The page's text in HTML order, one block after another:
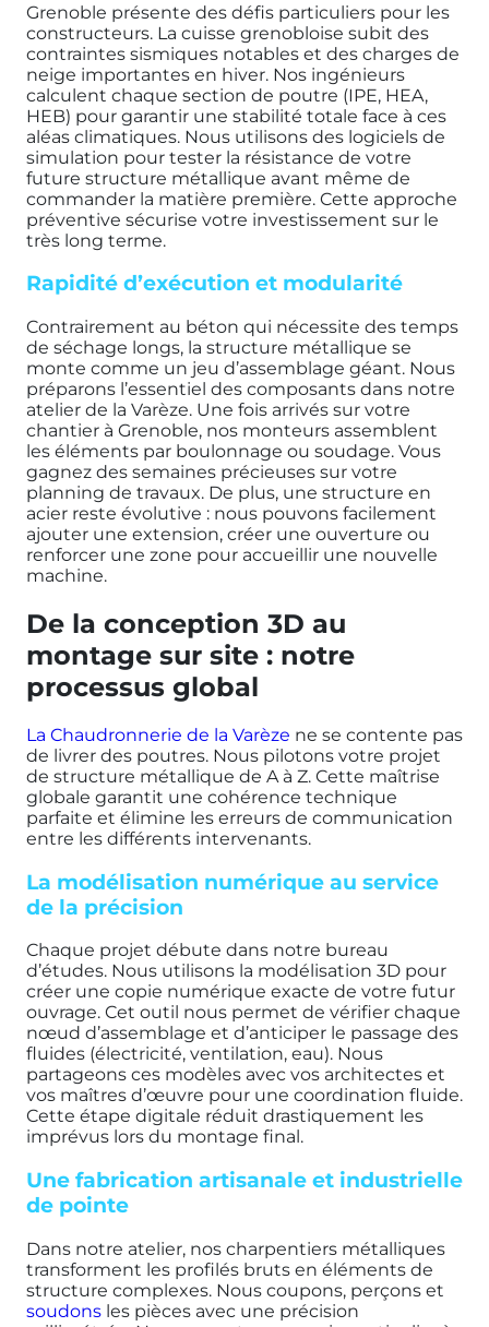
Grenoble présente des défis particuliers pour les
constructeurs. La cuisse grenobloise subit des
contraintes sismiques notables et des charges de
neige importantes en hiver. Nos ingénieurs
calculent chaque section de poutre (IPE, HEA,
HEB) pour garantir une stabilité totale face à ces
aléas climatiques. Nous utilisons des logiciels de
simulation pour tester la résistance de votre
future structure métallique avant même de
commander la matière première. Cette approche
préventive sécurise votre investissement sur le
très long terme.
Rapidité d’exécution et modularité
Contrairement au béton qui nécessite des temps
de séchage longs, la structure métallique se
monte comme un jeu d’assemblage géant. Nous
préparons l’essentiel des composants dans notre
atelier de la Varèze. Une fois arrivés sur votre
chantier à Grenoble, nos monteurs assemblent
les éléments par boulonnage ou soudage. Vous
gagnez des semaines précieuses sur votre
planning de travaux. De plus, une structure en
acier reste évolutive : nous pouvons facilement
ajouter une extension, créer une ouverture ou
renforcer une zone pour accueillir une nouvelle
machine.
De la conception 3D au
montage sur site : notre
processus global
La Chaudronnerie de la Varèze ne se contente pas
de livrer des poutres. Nous pilotons votre projet
de structure métallique de A à Z. Cette maîtrise
globale garantit une cohérence technique
parfaite et élimine les erreurs de communication
entre les différents intervenants.
La modélisation numérique au service
de la précision
Chaque projet débute dans notre bureau
d’études. Nous utilisons la modélisation 3D pour
créer une copie numérique exacte de votre futur
ouvrage. Cet outil nous permet de vérifier chaque
nœud d’assemblage et d’anticiper le passage des
fluides (électricité, ventilation, eau). Nous
partageons ces modèles avec vos architectes et
vos maîtres d’œuvre pour une coordination fluide.
Cette étape digitale réduit drastiquement les
imprévus lors du montage final.
Une fabrication artisanale et industrielle
de pointe
Dans notre atelier, nos charpentiers métalliques
transforment les profilés bruts en éléments de
structure complexes. Nous coupons, perçons et
soudons les pièces avec une précision